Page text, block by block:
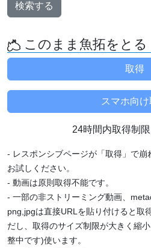
検索する
このまま魚拓をとる
24時間内取得制
- レスポンシブページが「取得」で崩
お試しください。
- 動画は原則取得不能です。
- 一部の非ストリーミング動画、
png,jpgは直接URLを貼り付けると取
だし、取得のサイズ制限が大きく縮
整中です)使います。